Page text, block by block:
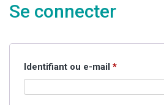
Se connecter
Identifiant ou e-mail *Obligatoire